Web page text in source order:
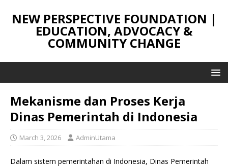
NEW PERSPECTIVE FOUNDATION |
EDUCATION, ADVOCACY &
COMMUNITY CHANGE
Mekanisme dan Proses Kerja
Dinas Pemerintah di Indonesia
March 3, 2026 AdminUtama
Dalam sistem pemerintahan di Indonesia, Dinas Pemerintah